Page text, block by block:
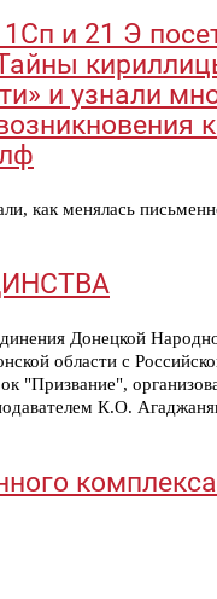
и 21 Э
и узнали
как менялась
Донецкой
области с
"Призвание",
К.О.